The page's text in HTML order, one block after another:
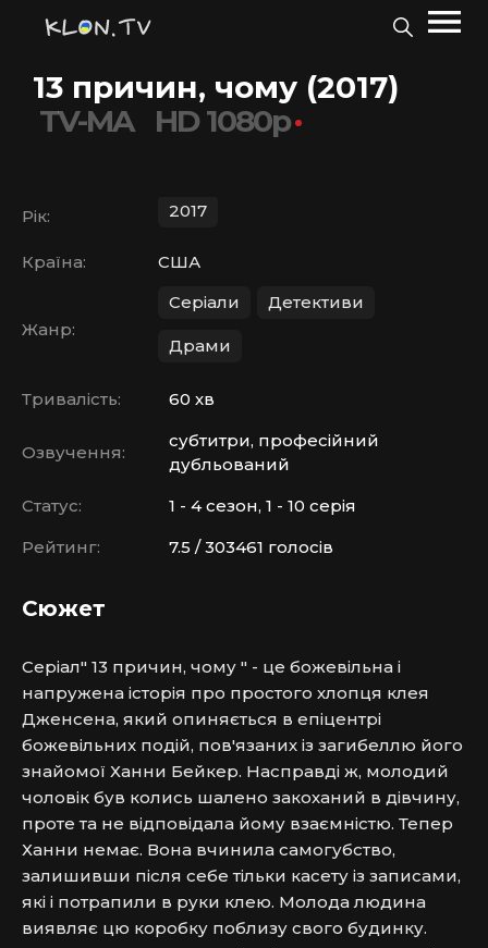
13 причин, чому (2017)
TV-MA
HD 1080p
Рік: 2017
Країна: США
Жанр:
Серіали Детективи
Драми
Тривалість: 60 хв
Озвучення:
субтитри, професійний
дубльований
Статус:
1 - 4 сезон, 1 - 10 серія
Рейтинг:
7.5 / 303461 голосів
Сюжет
Серіал" 13 причин, чому " - це божевільна і
напружена історія про простого хлопця клея
Дженсена, який опиняється в епіцентрі
божевільних подій, пов'язаних із загибеллю його
знайомої Ханни Бейкер. Насправді ж, молодий
чоловік був колись шалено закоханий в дівчину,
проте та не відповідала йому взаємністю. Тепер
Ханни немає. Вона вчинила самогубство,
залишивши після себе тільки касету із записами,
які і потрапили в руки клею. Молода людина
виявляє цю коробку поблизу свого будинку.